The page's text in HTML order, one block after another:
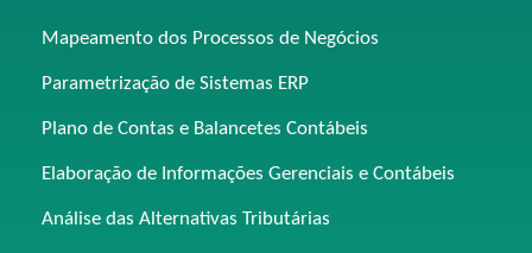
Mapeamento dos Processos de Negócios
Parametrização de Sistemas ERP
Plano de Contas e Balancetes Contábeis
Elaboração de Informações Gerenciais e Contábeis
Análise das Alternativas Tributárias